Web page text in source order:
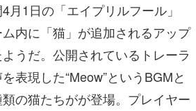
月1日の「エイプリルフール」
内に「猫」が追加されるアップ
うだ。公開されているトレーラ
表現した“Meow”というBGMと
の猫たちがが登場。プレイヤー